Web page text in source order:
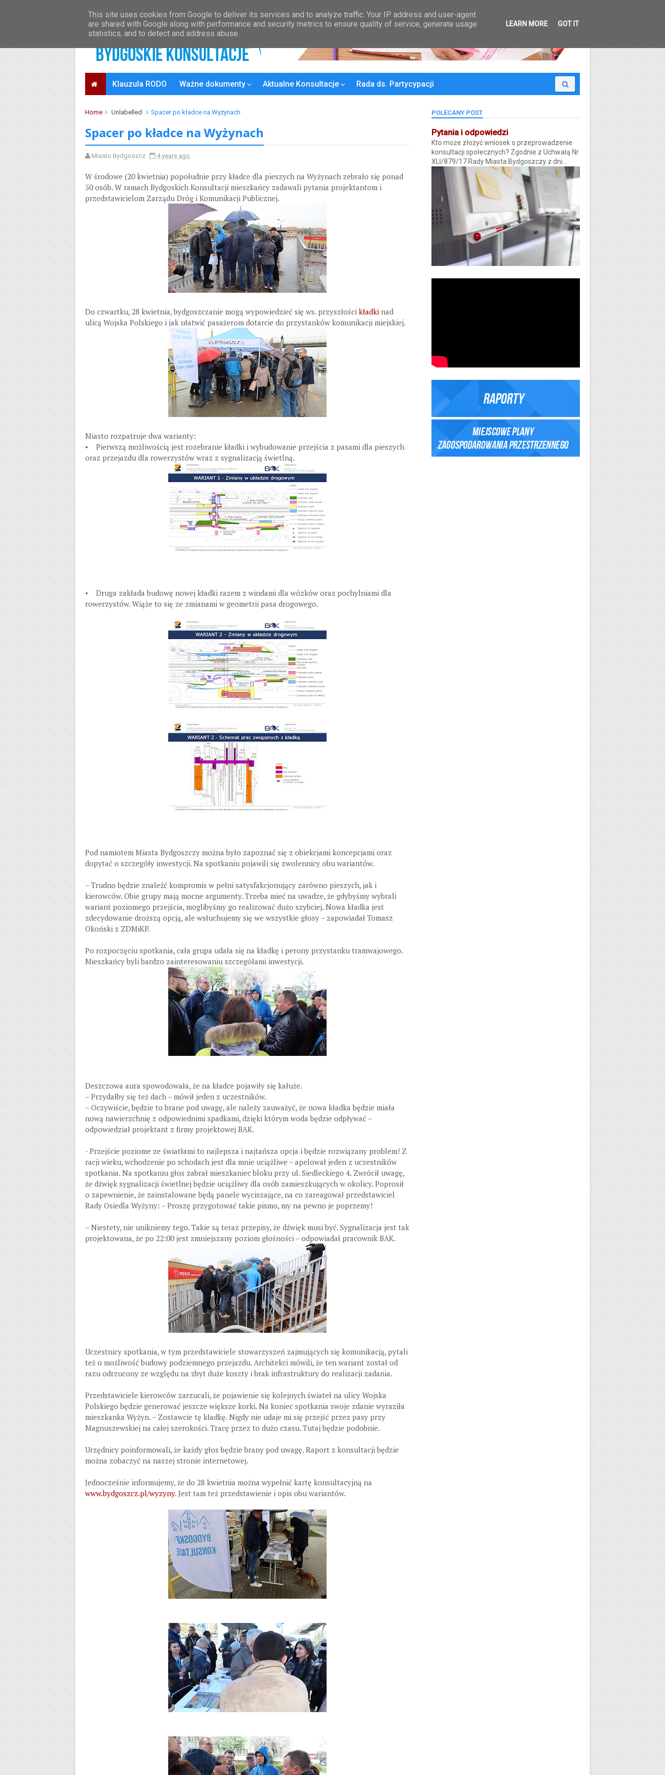
Klauzula RODO Ważne dokumenty Aktualne Konsultacje Rada ds. Partycypacji
Home Unlabelled Spacer po kładce na Wyżynach
Spacer po kładce na Wyżynach
Miasto Bydgoszcz 4 years ago
W środowe (20 kwietnia) popołudnie przy kładce dla pieszych na Wyżynach zebrało się ponad
50 osób. W ramach Bydgoskich Konsultacji mieszkańcy zadawali pytania projektantom i
przedstawicielom Zarządu Dróg i Komunikacji Publicznej.
Do czwartku, 28 kwietnia, bydgoszczanie mogą wypowiedzieć się ws. przyszłości kładki nad
ulicą Wojska Polskiego i jak ułatwić pasażerom dotarcie do przystanków komunikacji miejskiej.
Miasto rozpatruje dwa warianty:
• Pierwszą możliwością jest rozebranie kładki i wybudowanie przejścia z pasami dla pieszych
oraz przejazdu dla rowerzystów wraz z sygnalizacją świetlną.
• Druga zakłada budowę nowej kładki razem z windami dla wózków oraz pochylniami dla
rowerzystów. Wiąże to się ze zmianami w geometrii pasa drogowego.
Pod namiotem Miasta Bydgoszczy można było zapoznać się z obiekcjami koncepcjami oraz
dopytać o szczegóły inwestycji. Na spotkaniu pojawili się zwolennicy obu wariantów.
– Trudno będzie znaleźć kompromis w pełni satysfakcjonujący zarówno pieszych, jak i
kierowców. Obie grupy mają mocne argumenty. Trzeba mieć na uwadze, że gdybyśmy wybrali
wariant poziomego przejścia, moglibyśmy go realizować dużo szybciej. Nowa kładka jest
zdecydowanie droższą opcją, ale wsłuchujemy się we wszystkie głosy – zapowiadał Tomasz
Okoński z ZDMiKP.
Po rozpoczęciu spotkania, cała grupa udała się na kładkę i perony przystanku tramwajowego.
Mieszkańcy byli bardzo zainteresowaniu szczegółami inwestycji.
Deszczowa aura spowodowała, że na kładce pojawiły się kałuże.
– Przydałby się też dach – mówił jeden z uczestników.
– Oczywiście, będzie to brane pod uwagę, ale należy zauważyć, że nowa kładka będzie miała
nową nawierzchnię z odpowiednimi spadkami, dzięki którym woda będzie odpływać –
odpowiedział projektant z firmy projektowej BAK.
- Przejście poziome ze światłami to najlepsza i najtańsza opcja i będzie rozwiązany problem! Z
racji wieku, wchodzenie po schodach jest dla mnie uciążliwe – apelował jeden z uczestników
spotkania. Na spotkaniu głos zabrał mieszkaniec bloku przy ul. Siedleckiego 4. Zwrócił uwagę,
że dźwięk sygnalizacji świetlnej będzie uciążliwy dla osób zamieszkujących w okolicy. Poprosił
o zapewnienie, że zainstalowane będą panele wyciszające, na co zareagował przedstawiciel
Rady Osiedla Wyżyny: – Proszę przygotować takie pismo, my na pewno je poprzemy!
– Niestety, nie unikniemy tego. Takie są teraz przepisy, że dźwięk musi być. Sygnalizacja jest tak
projektowana, że po 22:00 jest zmniejszany poziom głośności – odpowiadał pracownik BAK.
Uczestnicy spotkania, w tym przedstawiciele stowarzyszeń zajmujących się komunikacją, pytali
też o możliwość budowy podziemnego przejazdu. Architekci mówili, że ten wariant został od
razu odrzucony ze względu na zbyt duże koszty i brak infrastruktury do realizacji zadania.
Przedstawiciele kierowców zarzucali, że pojawienie się kolejnych świateł na ulicy Wojska
Polskiego będzie generować jeszcze większe korki. Na koniec spotkania swoje zdanie wyraziła
mieszkanka Wyżyn. – Zostawcie tę kładkę. Nigdy nie udaje mi się przejść przez pasy przy
Magnuszewskiej na całej szerokości. Tracę przez to dużo czasu. Tutaj będzie podobnie.
Urzędnicy poinformowali, że każdy głos będzie brany pod uwagę. Raport z konsultacji będzie
można zobaczyć na naszej stronie internetowej.
Jednocześnie informujemy, że do 28 kwietnia można wypełnić kartę konsultacyjną na
www.bydgoszcz.pl/wyzyny. Jest tam też przedstawienie i opis obu wariantów.
POLECANY POST
Pytania i odpowiedzi
Kto może złożyć wniosek o przeprowadzenie
konsultacji społecznych? Zgodnie z Uchwałą Nr
XLI/879/17 Rady Miasta Bydgoszczy z dni...
This site uses cookies from Google to deliver its services and to analyze traffic. Your IP address and user-agent
are shared with Google along with performance and security metrics to ensure quality of service, generate usage
statistics, and to detect and address abuse.
LEARN MORE GOT IT